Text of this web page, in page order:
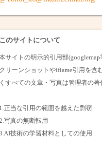
）
このサイトについて
サイトの明示的引用部
クリーンショットやiflame引用を含
くすべての文章・写真は管理者の著
1.正当な引用の範囲を越えた剽窃
写真の無断転用
技術の学習材料としての使用